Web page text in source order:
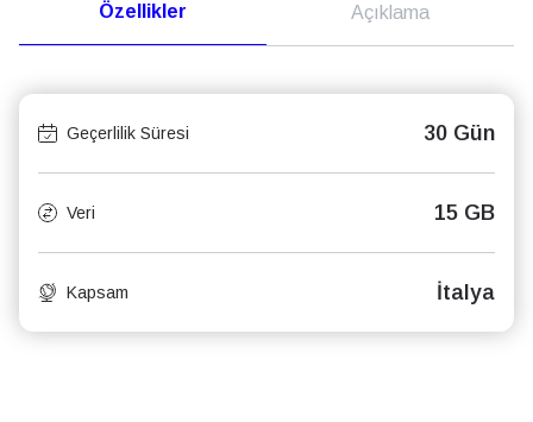
Özellikler Açıklama
Geçerlilik Süresi 30 Gün
Veri 15 GB
Kapsam İtalya